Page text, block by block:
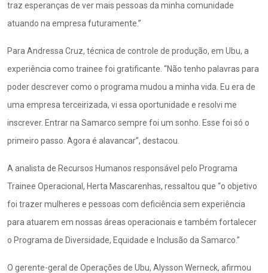
traz esperanças de ver mais pessoas da minha comunidade
atuando na empresa futuramente.”
Para Andressa Cruz, técnica de controle de produção, em Ubu, a
experiência como trainee foi gratificante. “Não tenho palavras para
poder descrever como o programa mudou a minha vida. Eu era de
uma empresa terceirizada, vi essa oportunidade e resolvi me
inscrever. Entrar na Samarco sempre foi um sonho. Esse foi só o
primeiro passo. Agora é alavancar”, destacou.
A analista de Recursos Humanos responsável pelo Programa
Trainee Operacional, Herta Mascarenhas, ressaltou que “o objetivo
foi trazer mulheres e pessoas com deficiência sem experiência
para atuarem em nossas áreas operacionais e também fortalecer
o Programa de Diversidade, Equidade e Inclusão da Samarco.”
O gerente-geral de Operações de Ubu, Alysson Werneck, afirmou